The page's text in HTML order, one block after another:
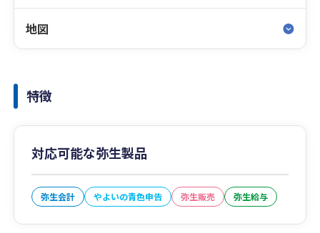
地図
特徴
対応可能な弥生製品
弥生会計 やよいの青色申告 弥生販売 弥生給与